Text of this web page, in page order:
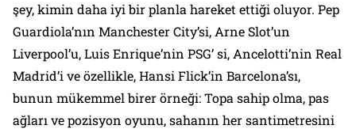
şey, kimin daha iyi bir planla hareket ettiği oluyor. Pep
Guardiola’nın Manchester City’si, Arne Slot’un
Liverpool’u, Luis Enrique’nin PSG’ si, Ancelotti’nin Real
Madrid’i ve özellikle, Hansi Flick’in Barcelona’sı,
bunun mükemmel birer örneği: Topa sahip olma, pas
ağları ve pozisyon oyunu, sahanın her santimetresini